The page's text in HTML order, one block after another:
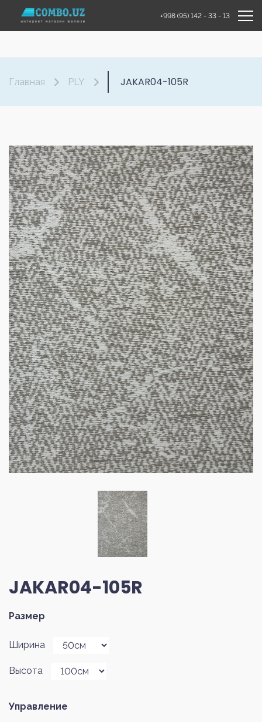
+998 (95) 142 - 33 - 13
Главная PLY JAKAR04-105R
JAKAR04-105R
Размер
Ширина
Высота
Управление